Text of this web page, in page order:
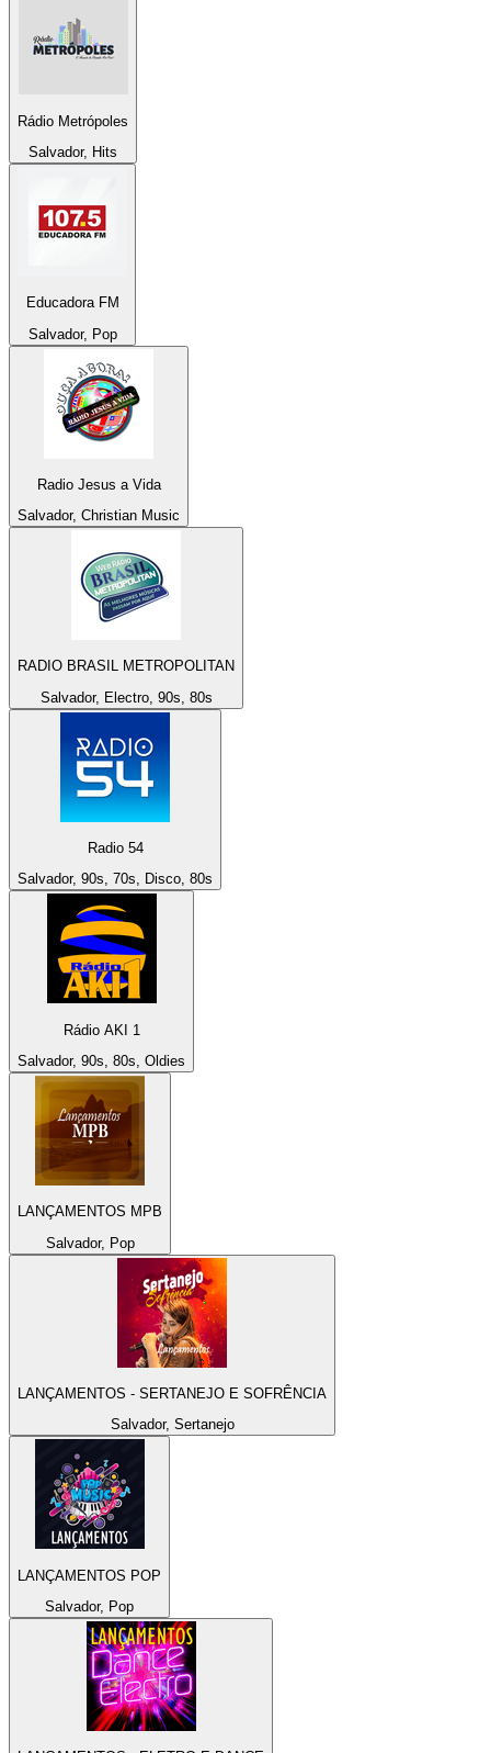
Rádio Metrópoles
Salvador, Hits
Educadora FM
Salvador, Pop
Radio Jesus a Vida
Salvador, Christian Music
RADIO BRASIL METROPOLITAN
Salvador, Electro, 90s, 80s
Radio 54
Salvador, 90s, 70s, Disco, 80s
Rádio AKI 1
Salvador, 90s, 80s, Oldies
LANÇAMENTOS MPB
Salvador, Pop
LANÇAMENTOS - SERTANEJO E SOFRÊNCIA
Salvador, Sertanejo
LANÇAMENTOS POP
Salvador, Pop